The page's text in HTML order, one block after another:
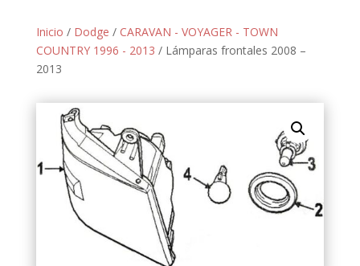
Inicio / Dodge / CARAVAN - VOYAGER - TOWN
COUNTRY 1996 - 2013 / Lámparas frontales 2008 –
2013